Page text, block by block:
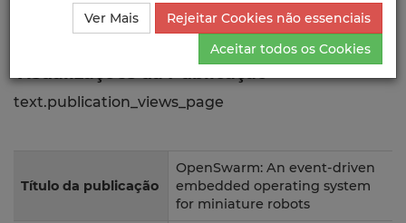
Ciência_Iscte Publicações
Descrição Detalhada da
Publicação
Visualizações
text.publication_views_page
Título da publicação
OpenSwarm: An event-driven
embedded operating system
for miniature robots
Ver Mais
Rejeitar Cookies não essenciais
Aceitar todos os Cookies